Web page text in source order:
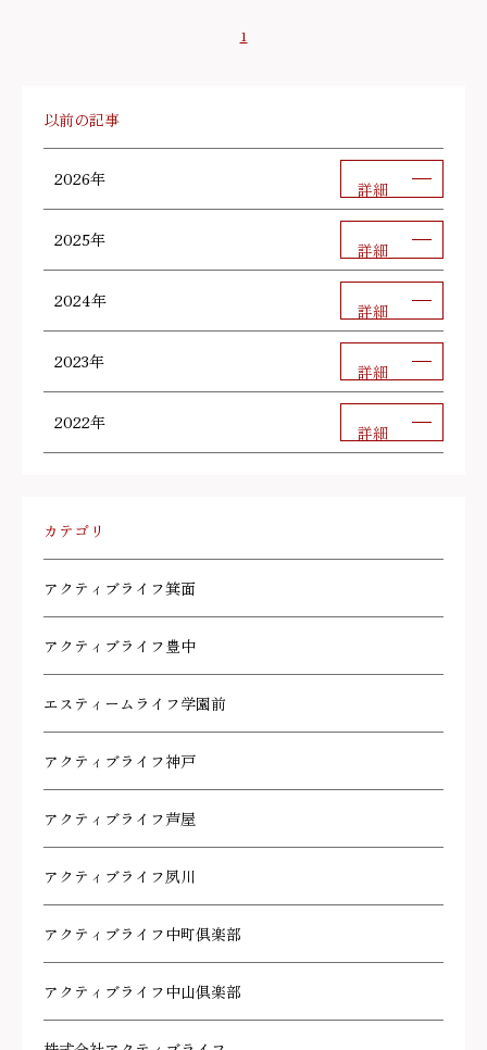
1
以前の記事
2026年 詳細
2025年 詳細
2024年 詳細
2023年 詳細
2022年 詳細
カテゴリ
アクティブライフ箕面
アクティブライフ豊中
エスティームライフ学園前
アクティブライフ神戸
アクティブライフ芦屋
アクティブライフ夙川
アクティブライフ中町倶楽部
アクティブライフ中山倶楽部